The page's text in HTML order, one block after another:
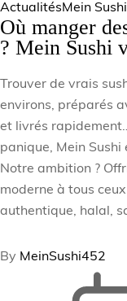
ActualitésMein Sushi
Où manger
? Mein Sushi
Trouver de vrais
environs, préparés
et livrés
panique, Mein
Notre ambition ?
moderne à tous
authentique, halal,
By MeinSushi452